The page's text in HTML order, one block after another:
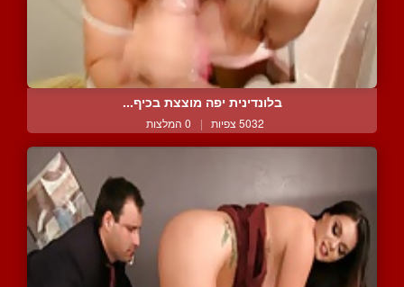
בלונדינית יפה מוצצת בכיף...
5032 צפיות | 0 המלצות